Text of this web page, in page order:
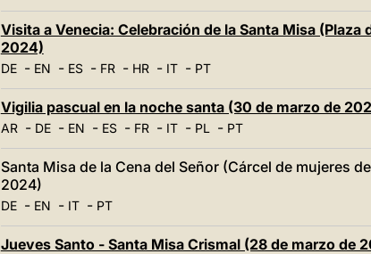
Visita a Venecia: Celebración de la Santa Misa (Plaza
2024)
DE- EN - ES- FR- HR- IT- PT
Vigilia pascual en la noche santa (30 de marzo de
AR- DE- EN - ES- FR- IT- PL- PT
Santa Misa de la Cena del Señor (Cárcel de mujeres
2024)
DE- EN - IT- PT
Jueves Santo - Santa Misa Crismal (28 de marzo de